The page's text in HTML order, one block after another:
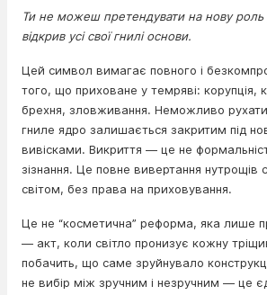
Ти не можеш претендувати на нову роль
відкрив усі свої гнилі основи.
Цей символ вимагає повного і
того, що приховане у темряві: корупція,
брехня, зловживання. Неможливо
гниле ядро залишається закритим під
вивісками. Викриття — це не
зізнання. Це повне вивертання нутрощів
світом, без права на приховування.
Це не “косметична” реформа, яка лише
— акт, коли світло пронизує кожну
побачить, що саме зруйнувало
не вибір між зручним і незручним — це